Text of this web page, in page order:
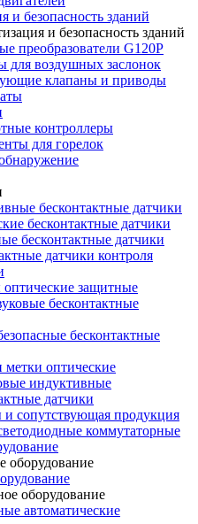
и безопасность зданий
и безопасность зданий
преобразователи G120P
для воздушных заслонок
клапаны и приводы
контроллеры
для горелок
бесконтактные датчики
бесконтактные датчики
бесконтактные датчики
датчики контроля
оптические защитные
бесконтактные
бесконтактные
метки оптические
индуктивные
датчики
и сопутствующая продукция
коммутаторные
оборудование
оборудование
автоматические